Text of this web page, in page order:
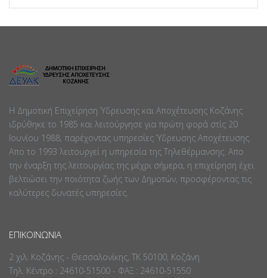
Η Δημοτική Επιχείρηση Ύδρευσης και Αποχέτευσης Κοζάνης
ιδρύθηκε το 1985 και λειτούργησε για πρώτη φορά στίς 20
Ιουνίου 1988, παρέχοντας υπηρεσίες Ύδρευσης Αποχέτευσης.
Απο το 1993 λειτουργεί η υπηρεσία της Τηλεθέρμανσης. Απο
την έναρξη της λειτουργίας της μέχρι σήμερα, η επιχείρηση έχει
βελτιώσει την ποιότητα ζωής των Δημοτών, προσφέροντας τις
καλύτερες δυνατές υπηρεσίες.
ΕΠΙΚΟΙΝΩΝΊΑ
2 χιλ. Κοζάνης - Θεσσαλονίκης, ΤΚ 50100, Κοζάνη
Τηλ. Κέντρο : 24610-51500 - ΦΑΞ : 24610-51550